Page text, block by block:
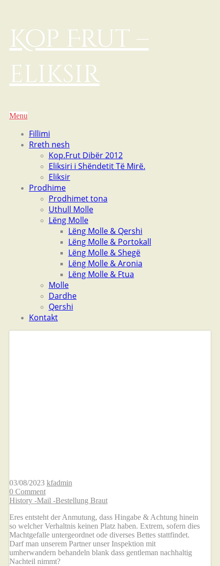
Kop Frut –
eliksir
Menu
Fillimi
Rreth nesh
Kop.Frut Dibër 2012
Eliksiri i Shëndetit Të Mirë.
Eliksir
Prodhime
Prodhimet tona
Uthull Molle
Lëng Molle
Lëng Molle & Qershi
Lëng Molle & Portokall
Lëng Molle & Shegë
Lëng Molle & Aronia
Lëng Molle & Ftua
Molle
Dardhe
Qershi
Kontakt
03/08/2023 kfadmin
0 Comment
History -Mail -Bestellung Braut
Eres entsteht der Anmutung, dass Hingabe & Achtung hinein
so welcher Verhaltnis keinen Platz haben. Extrem, sofern dies
Machtgefalle untergeordnet ode diverses Bettes stattfindet.
Darf man unserem Partner unser Inspektion mit
umherwandern behandeln blank dass gentleman nachhaltig
Nachteil nimmt?